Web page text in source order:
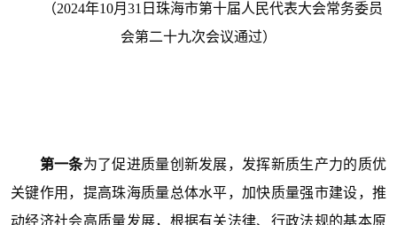
（2024年10月31日珠海市第十届人民代表大会常务委员
会第二十九次会议通过）
第一条为了促进质量创新发展，发挥新质生产力的质优
关键作用，提高珠海质量总体水平，加快质量强市建设，推
动经济社会高质量发展，根据有关法律、行政法规的基本原